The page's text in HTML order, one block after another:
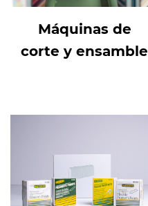
Máquinas de
corte y ensamble